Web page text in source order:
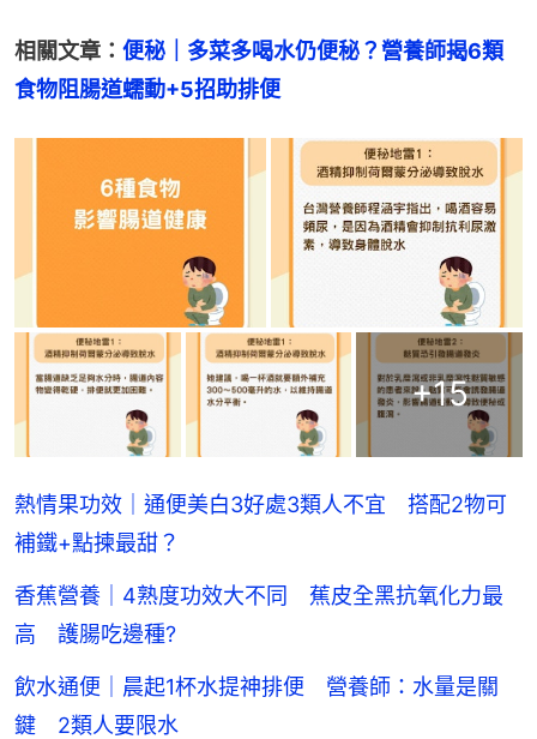
相關文章： 便秘｜多菜多喝水仍便秘？營養師揭6類
食物阻腸道蠕動+5招助排便
+15
熱情果功效｜通便美白3好處3類人不宜 搭配2物可
補鐵+點揀最甜？
香蕉營養｜4熟度功效大不同 蕉皮全黑抗氧化力最
高 護腸吃邊種?
飲水通便｜晨起1杯水提神排便 營養師：水量是關
鍵 2類人要限水